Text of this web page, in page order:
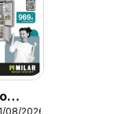
08/2026